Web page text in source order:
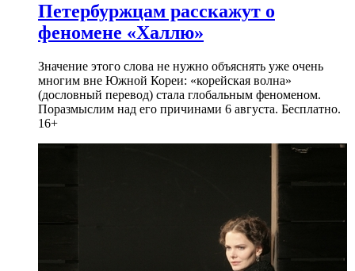
Петербуржцам расскажут о
феномене «Халлю»
Значение этого слова не нужно объяснять уже очень
многим вне Южной Кореи: «корейская волна»
(дословный перевод) стала глобальным феноменом.
Поразмыслим над его причинами 6 августа. Бесплатно.
16+